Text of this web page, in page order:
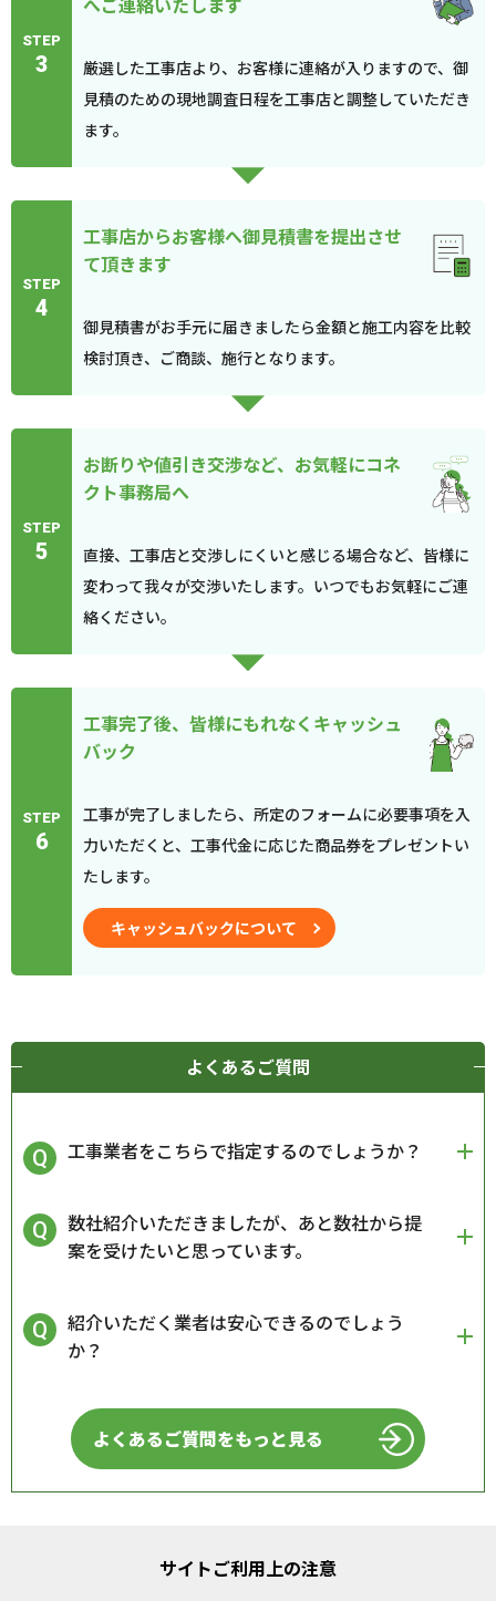
STEP
3
厳選した工事店より、お客様に連絡が入りますので、御
見積のための現地調査日程を工事店と調整していただき
ます。
STEP
4
工事店からお客様へ御見積書を提出させ
て頂きます
御見積書がお手元に届きましたら金額と施工内容を比較
検討頂き、ご商談、施行となります。
STEP
5
お断りや値引き交渉など、お気軽にコネ
クト事務局へ
直接、工事店と交渉しにくいと感じる場合など、皆様に
変わって我々が交渉いたします。いつでもお気軽にご連
絡ください。
STEP
6
工事完了後、皆様にもれなくキャッシュ
バック
工事が完了しましたら、所定のフォームに必要事項を入
力いただくと、工事代金に応じた商品券をプレゼントい
たします。
キャッシュバックについて
よくあるご質問
工事業者をこちらで指定するのでしょうか？
数社紹介いただきましたが、あと数社から提
案を受けたいと思っています。
紹介いただく業者は安心できるのでしょう
か？
よくあるご質問をもっと見る
サイトご利用上の注意